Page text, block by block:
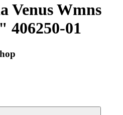
Venus Wmns
406250-01